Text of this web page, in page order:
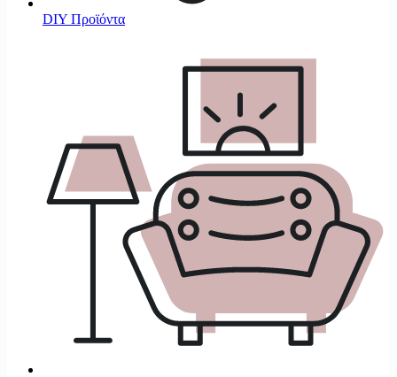
DIY Προϊόντα